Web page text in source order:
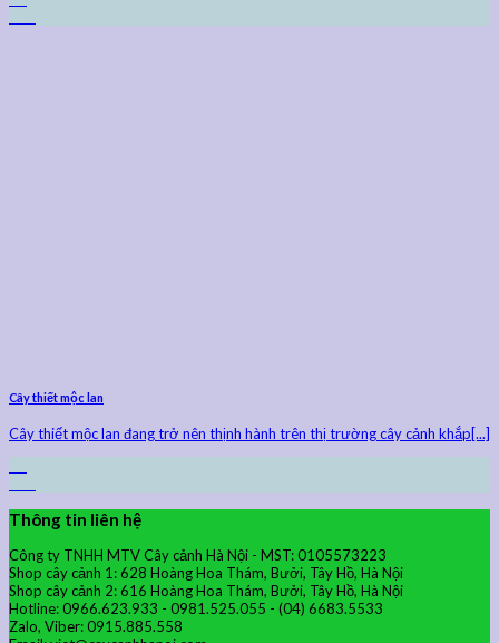
Cây thiết mộc lan
Cây thiết mộc lan đang trở nên thịnh hành trên thị trường cây cảnh khắp[...]
Thông tin liên hệ
Công ty TNHH MTV Cây cảnh Hà Nội - MST: 0105573223
Shop cây cảnh 1: 628 Hoàng Hoa Thám, Bưởi, Tây Hồ, Hà Nội
Shop cây cảnh 2: 616 Hoàng Hoa Thám, Bưởi, Tây Hồ, Hà Nội
Hotline: 0966.623.933 - 0981.525.055 - (04) 6683.5533
Zalo, Viber: 0915.885.558